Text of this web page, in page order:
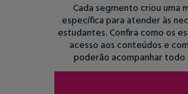
Cada segmento criou uma
específica para atender às
estudantes. Confira como os
acesso aos conteúdos e
poderão acompanhar todo